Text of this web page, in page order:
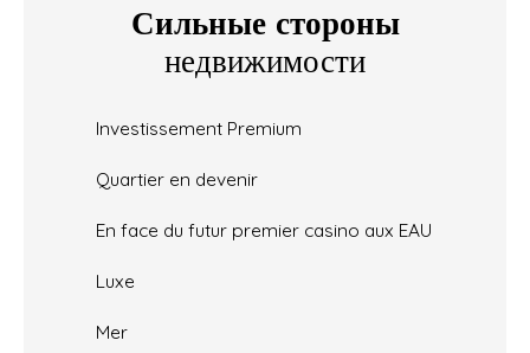
Сильные стороны
недвижимости
Investissement Premium
Quartier en devenir
En face du futur premier casino aux EAU
Luxe
Mer